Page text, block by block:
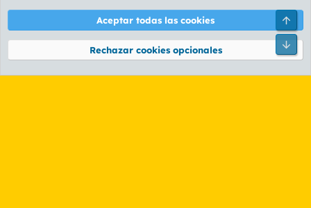
Términos y reglas Política de privacidad Ayuda
Community platform by XenForo® © 2010-2026 XenForo Ltd.
Aceptar todas las cookies
Rechazar cookies opcionales
Pie